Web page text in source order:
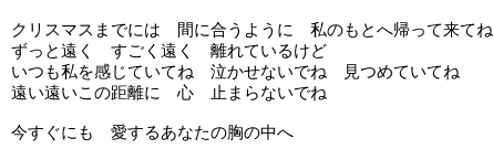
クリスマスまでには 間に合うように 私のもとへ帰って来てね
ずっと遠く すごく遠く 離れているけど
いつも私を感じていてね 泣かせないでね 見つめていてね
遠い遠いこの距離に 心 止まらないでね
今すぐにも 愛するあなたの胸の中へ